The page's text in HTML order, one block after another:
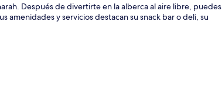
Después de divertirte en la alberca al aire libre, puedes
amenidades y servicios destacan su snack bar o deli, su